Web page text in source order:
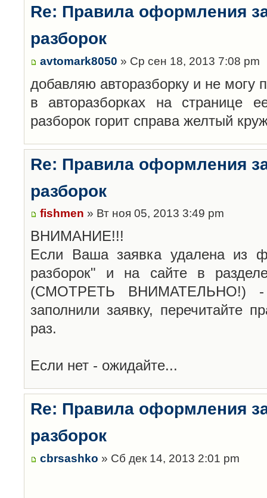
Re: Правила оформления
разборок
avtomark8050 » Ср сен 18, 2013 7:08 pm
добавляю авторазборку и не могу
в авторазборках на странице
разборок горит справа желтый
Re: Правила оформления
разборок
fishmen » Вт ноя 05, 2013 3:49 pm
ВНИМАНИЕ!!!
Если Ваша заявка удалена из
разборок" и на сайте в
(СМОТРЕТЬ ВНИМАТЕЛЬНО!)
заполнили заявку, перечитайте
раз.
Если нет - ожидайте...
Re: Правила оформления
разборок
cbrsashko » Сб дек 14, 2013 2:01 pm